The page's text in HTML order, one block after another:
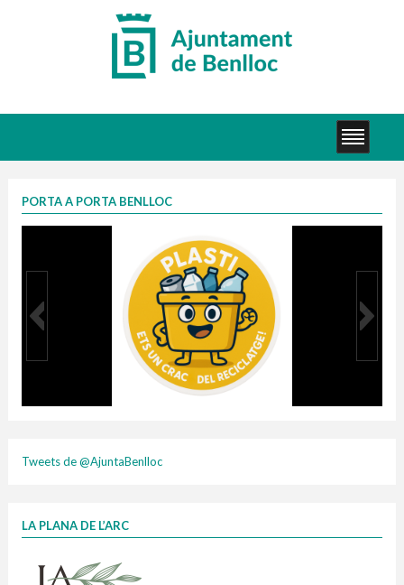
PORTA A PORTA BENLLOC
Tweets de @AjuntaBenlloc
LA PLANA DE L’ARC